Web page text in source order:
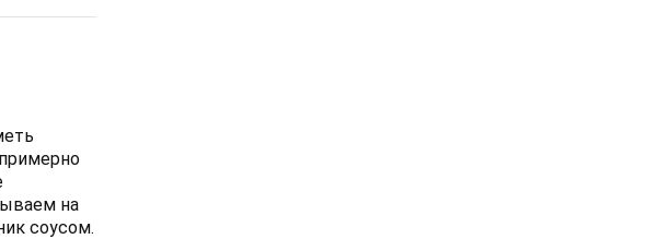
на
соусом.